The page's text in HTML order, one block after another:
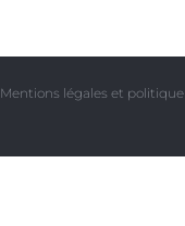
Mentions légales et